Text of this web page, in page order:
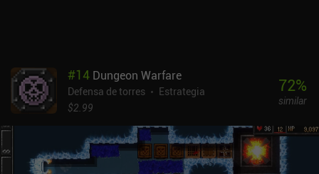
#14 Dungeon Warfare
Defensa de torres
Estrategia
$2.99
72%
similar